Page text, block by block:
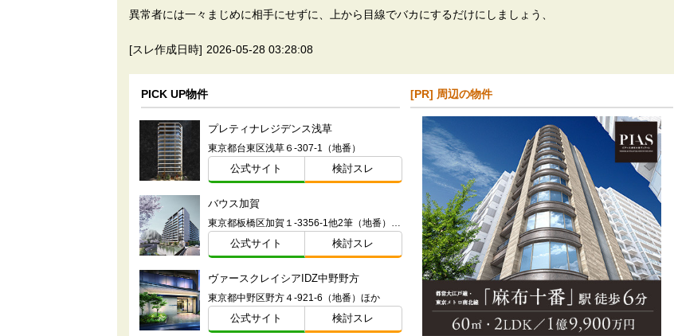
異常者には一々まじめに相手にせずに、上から目線でバカにするだけにしましょう、
[スレ作成日時] 2026-05-28 03:28:08
PICK UP物件
プレティナレジデンス浅草
東京都台東区浅草６-307-1（地番）
公式サイト 検討スレ
バウス加賀
東京都板橋区加賀１-3356-1他2筆（地番）ほか
公式サイト 検討スレ
ヴァースクレイシアIDZ中野野方
東京都中野区野方４-921-6（地番）ほか
公式サイト 検討スレ
[PR] 周辺の物件